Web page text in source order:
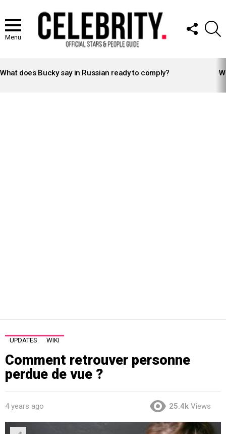
Menu
FOLLOW
US
STORIES
What does Bucky say in Russian ready to comply?
UPDATES WIKI
Comment retrouver personne
perdue de vue ?
4 years ago 25.4k Views